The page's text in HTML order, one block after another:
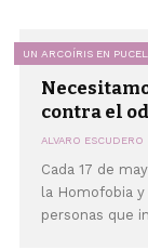
UN ARCOÍRIS EN
contra el
ALVARO ESCUDERO
Cada 17 de
la Homofobia
personas que